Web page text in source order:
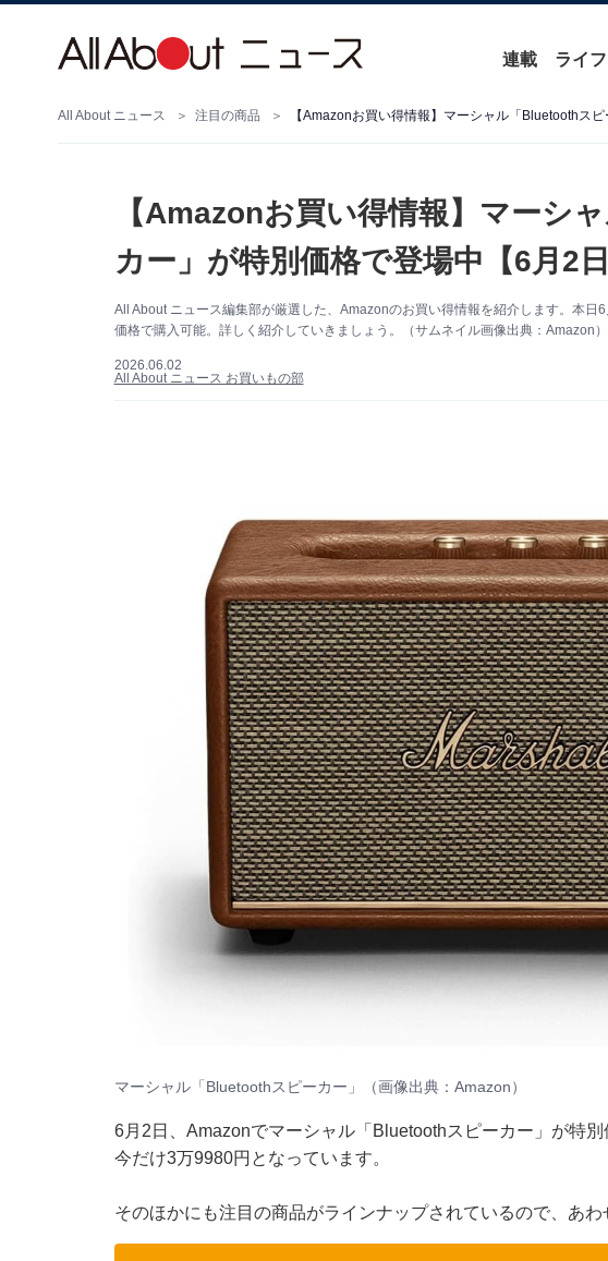
連載 ライフ
All About ニュース 注目の商品 【Amazonお買い得情報】マーシャル「Bluetoothス
【Amazonお買い得情報】マーシ
カー」が特別価格で登場中【6月2日
All About ニュース編集部が厳選した、Amazonのお買い得情報を紹介します。本
価格で購入可能。詳しく紹介していきましょう。（サムネイル画像出典：Amazon）
2026.06.02
All About ニュース お買いもの部
マーシャル「Bluetoothスピーカー」（画像出典：Amazon）
6月2日、Amazonでマーシャル「Bluetoothスピーカー」が特別
今だけ3万9980円となっています。
そのほかにも注目の商品がラインナップされているので、あわ